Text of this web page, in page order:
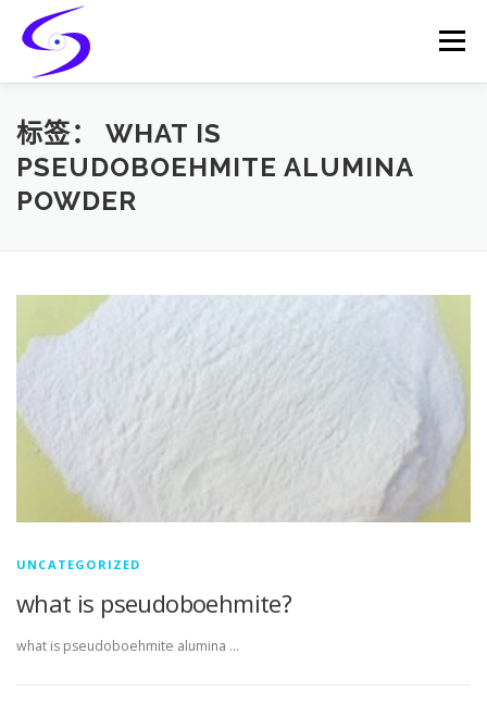
content
Menu
HOME PRODUCTS
CATALYST-SUPPORT
标签： WHAT IS
PSEUDOBOEHMITE ALUMINA
POWDER
UNCATEGORIZED
what is pseudoboehmite?
what is pseudoboehmite alumina …